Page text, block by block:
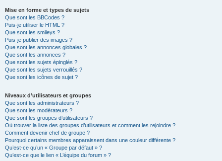
Mise en forme et types de sujets
Que sont les BBCodes ?
Puis-je utiliser le HTML ?
Que sont les smileys ?
Puis-je publier des images ?
Que sont les annonces globales ?
Que sont les annonces ?
Que sont les sujets épinglés ?
Que sont les sujets verrouillés ?
Que sont les icônes de sujet ?
Niveaux d’utilisateurs et groupes
Que sont les administrateurs ?
Que sont les modérateurs ?
Que sont les groupes d’utilisateurs ?
Où trouver la liste des groupes d’utilisateurs et comment les rejoindre ?
Comment devenir chef de groupe ?
Pourquoi certains membres apparaissent dans une couleur différente ?
Qu’est-ce qu’un « Groupe par défaut » ?
Qu’est-ce que le lien « L’équipe du forum » ?